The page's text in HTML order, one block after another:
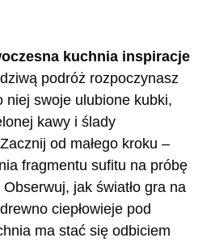
kuchnia inspiracje
podróż rozpoczynasz
niej swoje ulubione kubki,
kawy i ślady
od małego kroku –
fragmentu sufitu na próbę
jak światło gra na
ciepłowieje pod
ma stać się odbiciem